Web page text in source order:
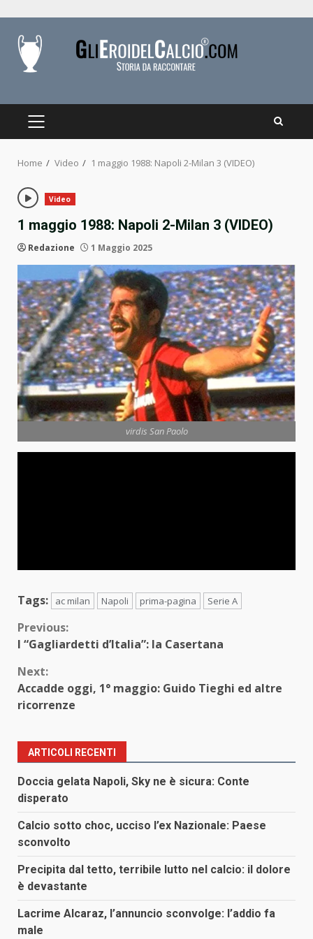
content
PRIMARY
Home Video 1 maggio 1988: Napoli 2-Milan 3 (VIDEO)
Video
1 maggio 1988: Napoli 2-Milan 3 (VIDEO)
Redazione 1 Maggio 2025
virdis San Paolo
Tags: ac milan Napoli prima-pagina Serie A
Continue
Reading
Previous:
I “Gagliardetti d’Italia”: la Casertana
Next:
Accadde oggi, 1° maggio: Guido Tieghi ed altre
ricorrenze
ARTICOLI RECENTI
Doccia gelata Napoli, Sky ne è sicura: Conte
disperato
Calcio sotto choc, ucciso l’ex Nazionale: Paese
sconvolto
Precipita dal tetto, terribile lutto nel calcio: il dolore
è devastante
Lacrime Alcaraz, l’annuncio sconvolge: l’addio fa
male